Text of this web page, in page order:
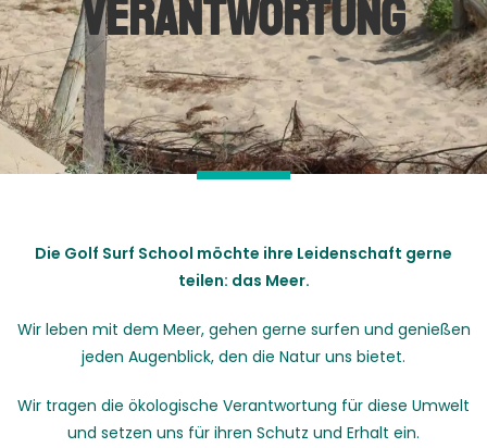
Verantwortung
Die Golf Surf School möchte ihre Leidenschaft gerne
teilen: das Meer.
Wir leben mit dem Meer, gehen gerne surfen und genießen
jeden Augenblick, den die Natur uns bietet.
Wir tragen die ökologische Verantwortung für diese Umwelt
und setzen uns für ihren Schutz und Erhalt ein.